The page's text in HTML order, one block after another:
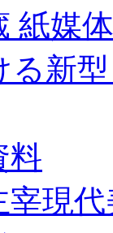
紙媒
る新
料
宰現